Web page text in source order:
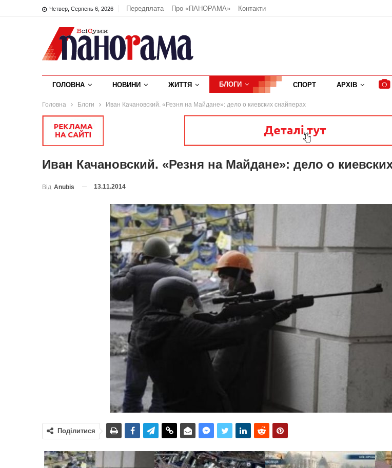
Четвер, Серпень 6, 2026 Передплата Про «ПАНОРАМА» Контакти
ГОЛОВНА НОВИНИ ЖИТТЯ БЛОГИ СПОРТ АРХІВ
Головна Блоги Иван Качановский. «Резня на Майдане»: дело о киевских снайперах
Иван Качановский. «Резня на Майдане»: дело о
Від Anubis 13.11.2014
Поділитися